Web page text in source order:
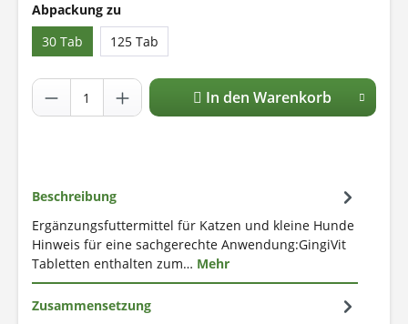
Abpackung zu
30 Tab
125 Tab
In den Warenkorb
Beschreibung
Ergänzungsfuttermittel für Katzen und kleine Hunde
Hinweis für eine sachgerechte Anwendung:GingiVit
Tabletten enthalten zum… Mehr
Zusammensetzung